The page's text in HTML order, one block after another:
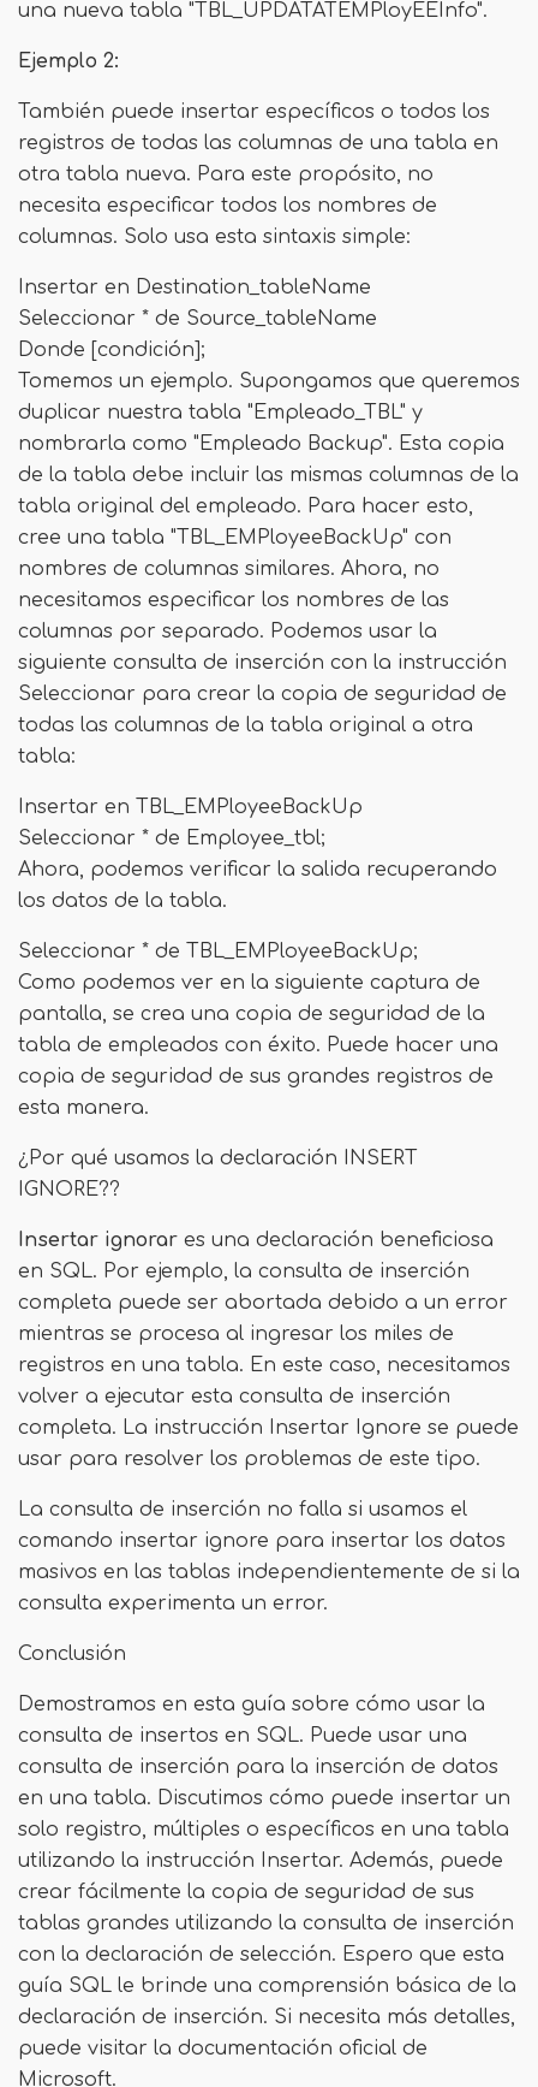
una nueva tabla "TBL_UPDATATEMPloyEEInfo".
Ejemplo 2:
También puede insertar específicos o todos los
registros de todas las columnas de una tabla en
otra tabla nueva. Para este propósito, no
necesita especificar todos los nombres de
columnas. Solo usa esta sintaxis simple:
Insertar en Destination_tableName
Seleccionar * de Source_tableName
Donde [condición];
Tomemos un ejemplo. Supongamos que queremos
duplicar nuestra tabla "Empleado_TBL" y
nombrarla como "Empleado Backup". Esta copia
de la tabla debe incluir las mismas columnas de la
tabla original del empleado. Para hacer esto,
cree una tabla "TBL_EMPloyeeBackUp" con
nombres de columnas similares. Ahora, no
necesitamos especificar los nombres de las
columnas por separado. Podemos usar la
siguiente consulta de inserción con la instrucción
Seleccionar para crear la copia de seguridad de
todas las columnas de la tabla original a otra
tabla:
Insertar en TBL_EMPloyeeBackUp
Seleccionar * de Employee_tbl;
Ahora, podemos verificar la salida recuperando
los datos de la tabla.
Seleccionar * de TBL_EMPloyeeBackUp;
Como podemos ver en la siguiente captura de
pantalla, se crea una copia de seguridad de la
tabla de empleados con éxito. Puede hacer una
copia de seguridad de sus grandes registros de
esta manera.
¿Por qué usamos la declaración INSERT
IGNORE??
Insertar ignorar es una declaración beneficiosa
en SQL. Por ejemplo, la consulta de inserción
completa puede ser abortada debido a un error
mientras se procesa al ingresar los miles de
registros en una tabla. En este caso, necesitamos
volver a ejecutar esta consulta de inserción
completa. La instrucción Insertar Ignore se puede
usar para resolver los problemas de este tipo.
La consulta de inserción no falla si usamos el
comando insertar ignore para insertar los datos
masivos en las tablas independientemente de si la
consulta experimenta un error.
Conclusión
Demostramos en esta guía sobre cómo usar la
consulta de insertos en SQL. Puede usar una
consulta de inserción para la inserción de datos
en una tabla. Discutimos cómo puede insertar un
solo registro, múltiples o específicos en una tabla
utilizando la instrucción Insertar. Además, puede
crear fácilmente la copia de seguridad de sus
tablas grandes utilizando la consulta de inserción
con la declaración de selección. Espero que esta
guía SQL le brinde una comprensión básica de la
declaración de inserción. Si necesita más detalles,
puede visitar la documentación oficial de
Microsoft.